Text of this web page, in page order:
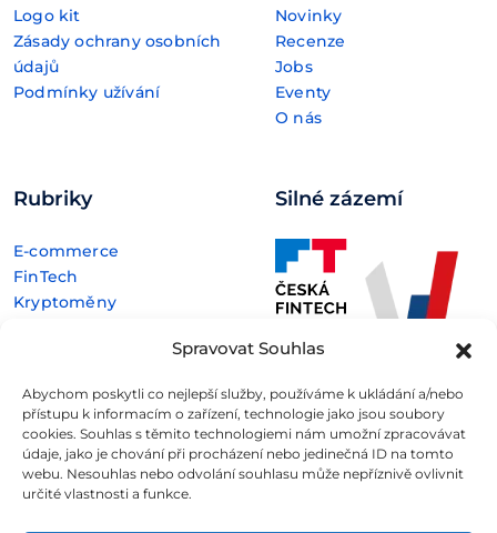
Spravovat Souhlas
Abychom poskytli co nejlepší služby, používáme k ukládání a/nebo
přístupu k informacím o zařízení, technologie jako jsou soubory
cookies. Souhlas s těmito technologiemi nám umožní zpracovávat
údaje, jako je chování při procházení nebo jedinečná ID na tomto
webu. Nesouhlas nebo odvolání souhlasu může nepříznivě ovlivnit
určité vlastnosti a funkce.
Logo kit
Zásady ochrany osobních
údajů
Podmínky užívání
Novinky
Recenze
Jobs
Eventy
O nás
Rubriky
E-commerce
FinTech
Kryptoměny
Silné zázemí
Fintree s.r.o. , IČO: 11932741 , Nové sady 988/2, Staré Brno,